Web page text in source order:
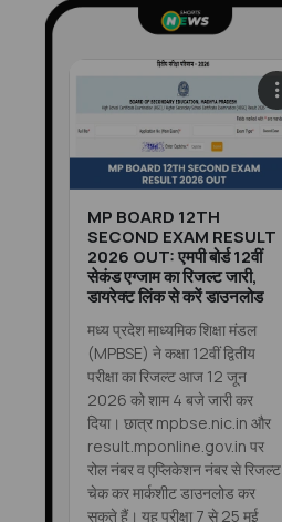
MP BOARD 12TH
SECOND EXAM RESULT
2026 OUT: एमपी बोर्ड 12वीं
सेकंड एग्जाम का रिजल्ट जारी,
डायरेक्ट लिंक से करें डाउनलोड
मध्य प्रदेश माध्यमिक शिक्षा मंडल
(MPBSE) ने कक्षा 12वीं द्वितीय
परीक्षा का रिजल्ट आज 12 जून
2026 को शाम 4 बजे जारी कर
दिया। छात्र mpbse.nic.in और
result.mponline.gov.in पर
रोल नंबर व एप्लिकेशन नंबर से रिजल्ट
चेक कर मार्कशीट डाउनलोड कर
सकते हैं। यह परीक्षा 7 से 25 मई